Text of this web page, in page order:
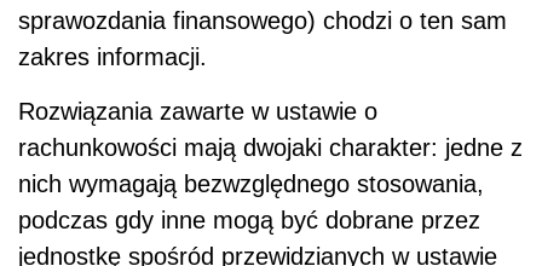
sprawozdania finansowego) chodzi o ten sam
zakres informacji.
Rozwiązania zawarte w ustawie o
rachunkowości mają dwojaki charakter: jedne z
nich wymagają bezwzględnego stosowania,
podczas gdy inne mogą być dobrane przez
jednostkę spośród przewidzianych w ustawie